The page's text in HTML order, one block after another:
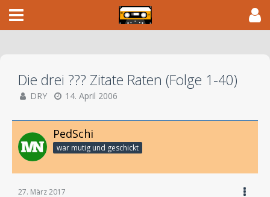
Die drei ??? Zitate Raten (Folge 1-40)
DRY 14. April 2006
PedSchi
war mutig und geschickt
27. März 2017